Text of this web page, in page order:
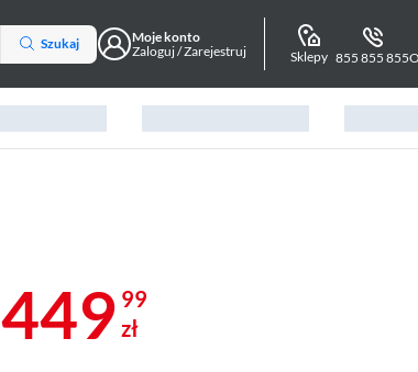
Szukaj
Moje konto
Zaloguj / Zarejestruj
Sklepy 855 855 855
449 99
zł